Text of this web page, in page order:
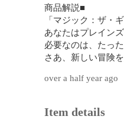
商品解説■
「マジック：ザ・
あなたはプレイン
必要なのは、たっ
さあ、新しい冒険
over a half year ago
Item details